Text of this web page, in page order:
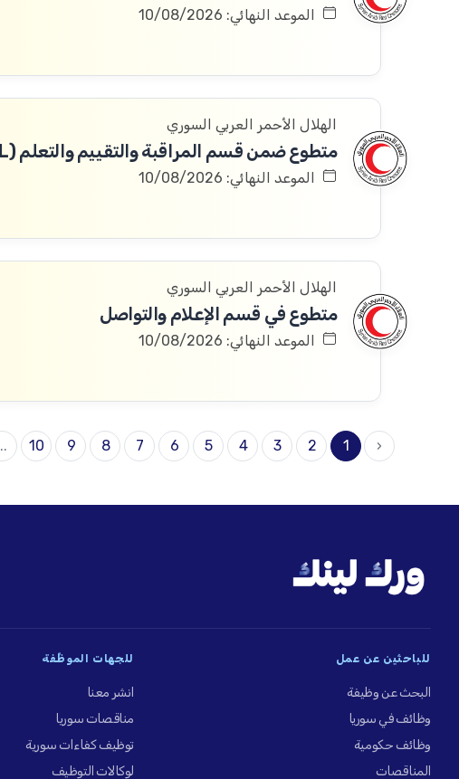
الموعد النهائي: 10/08/2026
الهلال الأحمر العربي السوري
متطوع ضمن قسم المراقبة والتقييم والتعلم (MEAL)
الموعد النهائي: 10/08/2026
الهلال الأحمر العربي السوري
متطوع في قسم الإعلام والتواصل
الموعد النهائي: 10/08/2026
‹
1
2
3
4
5
6
7
8
9
10
للباحثين عن عمل
البحث عن وظيفة
وظائف في سوريا
وظائف حكومية
المناقصات
للجهات الموظِّفة
انشر معنا
مناقصات سوريا
توظيف كفاءات سورية
لوكالات التوظيف